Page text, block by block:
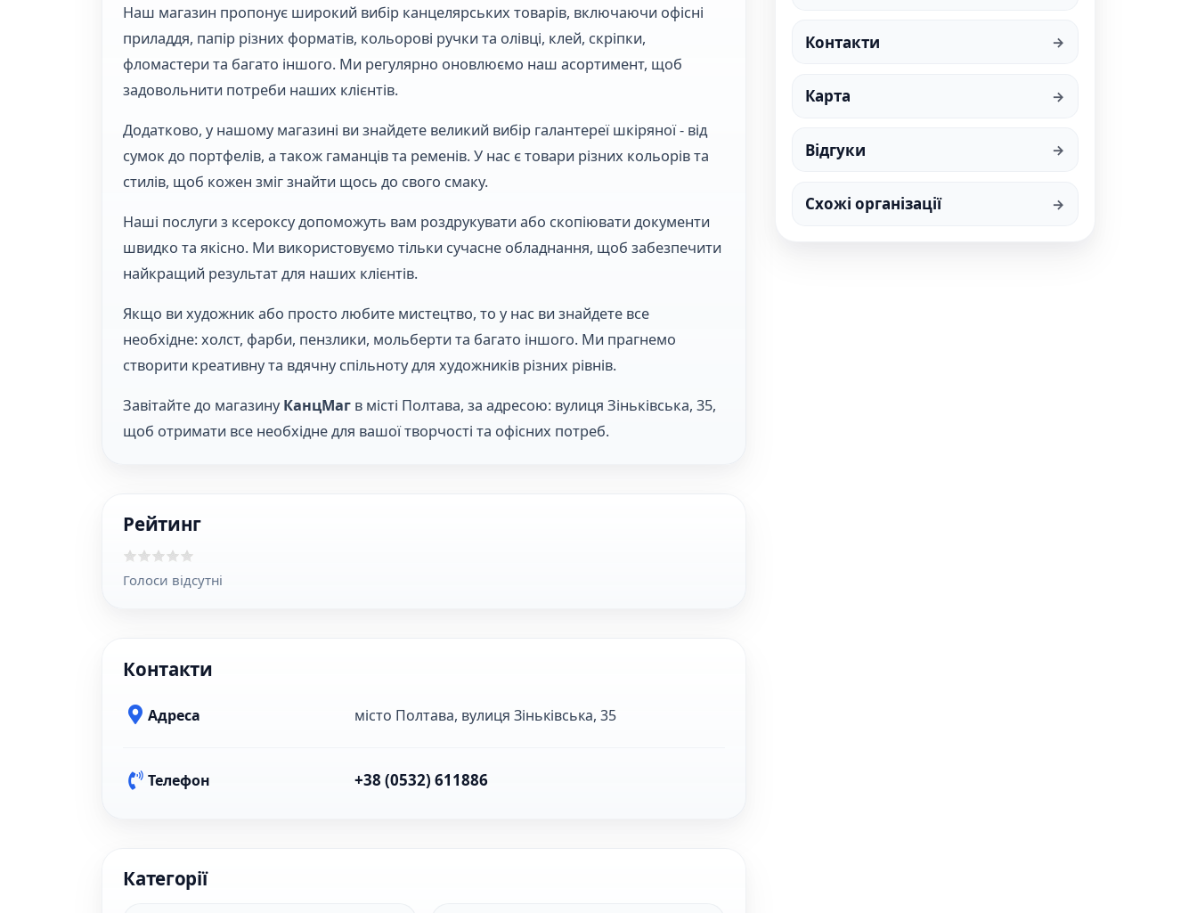
Наш магазин пропонує широкий вибір канцелярських товарів, включаючи офісні
приладдя, папір різних форматів, кольорові ручки та олівці, клей, скріпки,
фломастери та багато іншого. Ми регулярно оновлюємо наш асортимент, щоб
задовольнити потреби наших клієнтів.
Додатково, у нашому магазині ви знайдете великий вибір галантереї шкіряної - від
сумок до портфелів, а також гаманців та ременів. У нас є товари різних кольорів та
стилів, щоб кожен зміг знайти щось до свого смаку.
Наші послуги з ксероксу допоможуть вам роздрукувати або скопіювати документи
швидко та якісно. Ми використовуємо тільки сучасне обладнання, щоб забезпечити
найкращий результат для наших клієнтів.
Якщо ви художник або просто любите мистецтво, то у нас ви знайдете все
необхідне: холст, фарби, пензлики, мольберти та багато іншого. Ми прагнемо
створити креативну та вдячну спільноту для художників різних рівнів.
Завітайте до магазинуКанцМаг в місті Полтава, за адресою: вулиця Зіньківська, 35,
щоб отримати все необхідне для вашої творчості та офісних потреб.
Рейтинг
Голоси відсутні
Контакти
Адреса місто Полтава, вулиця Зіньківська, 35
Телефон +38 (0532) 611886
Категорії
Контакти
Карта
Відгуки
Схожі організації